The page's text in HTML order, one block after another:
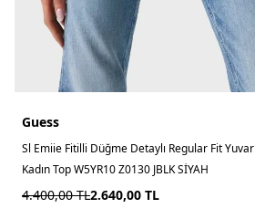
Guess
Sl Emiie Fitilli Düğme Detaylı Regular Fit
Kadın Top W5YR10 Z0130 JBLK SİYAH
4.400,00TL2.640,00 TL